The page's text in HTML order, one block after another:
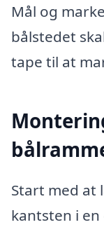
Mål og
bålstedet
tape til at
Start med
kantsten i